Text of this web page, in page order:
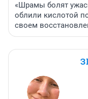
«Шрамы болят
облили кислотой
своем